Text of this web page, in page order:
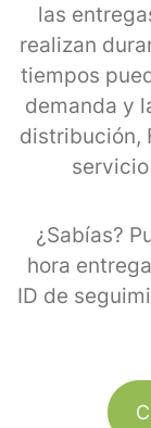
las
realizan
tiempos
demanda y
distribución,
¿Sabías?
hora
ID de